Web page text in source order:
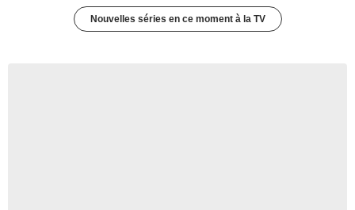
Nouvelles séries en ce moment à la TV